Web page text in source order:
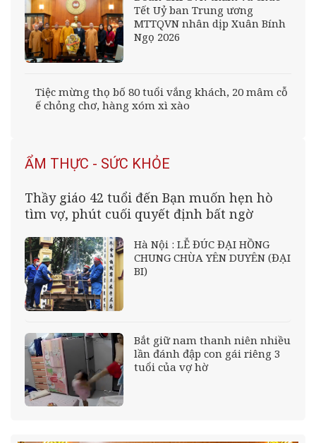
Tết Uỷ ban Trung ương
MTTQVN nhân dịp Xuân Bính
Ngọ 2026
Tiệc mừng thọ bố 80 tuổi vắng khách, 20 mâm cỗ
ế chỏng chơ, hàng xóm xì xào
ẨM THỰC - SỨC KHỎE
Thầy giáo 42 tuổi đến Bạn muốn hẹn hò
tìm vợ, phút cuối quyết định bất ngờ
Hà Nội : LỄ ĐÚC ĐẠI HỒNG
CHUNG CHÙA YÊN DUYÊN (ĐẠI
BI)
Bắt giữ nam thanh niên nhiều
lần đánh đập con gái riêng 3
tuổi của vợ hờ